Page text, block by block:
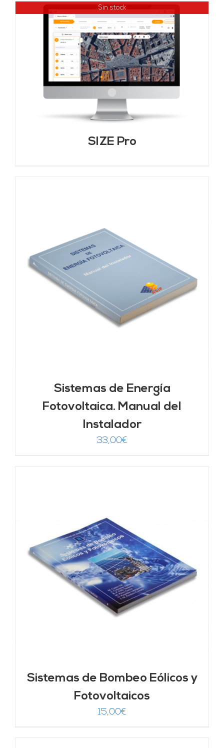
Sin stock
SIZE Pro
Sistemas de Energía
Fotovoltaica. Manual del
Instalador
33,00€
Sistemas de Bombeo Eólicos y
Fotovoltaicos
15,00€